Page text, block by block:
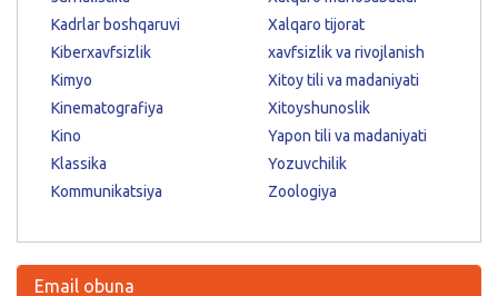
Kadrlar boshqaruvi
Kiberxavfsizlik
Kimyo
Kinematografiya
Kino
Klassika
Kommunikatsiya
Xalqaro tijorat
xavfsizlik va rivojlanish
Xitoy tili va madaniyati
Xitoyshunoslik
Yapon tili va madaniyati
Yozuvchilik
Zoologiya
Email obuna